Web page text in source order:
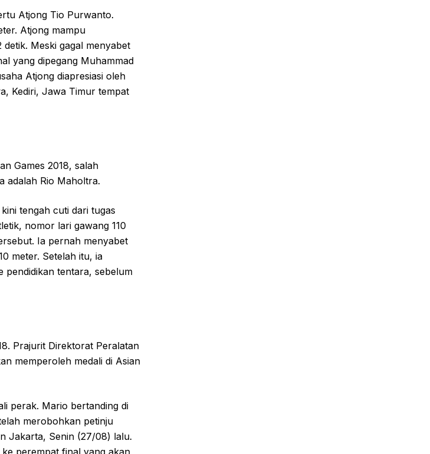
Atjong Tio Purwanto.
Atjong mampu
Meski gagal menyabet
yang dipegang Muhammad
Atjong diapresiasi oleh
Kediri, Jawa Timur tempat
Games 2018, salah
adalah Rio Maholtra.
tengah cuti dari tugas
nomor lari gawang 110
Ia pernah menyabet
meter. Setelah itu, ia
tentara, sebelum
Prajurit Direktorat Peralatan
memperoleh medali di Asian
perak. Mario bertanding di
merobohkan petinju
Jakarta, Senin (27/08) lalu.